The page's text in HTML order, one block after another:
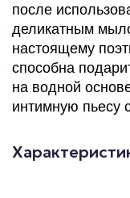
после
деликатным
настоящему
способна
на водной
интимную пьесу